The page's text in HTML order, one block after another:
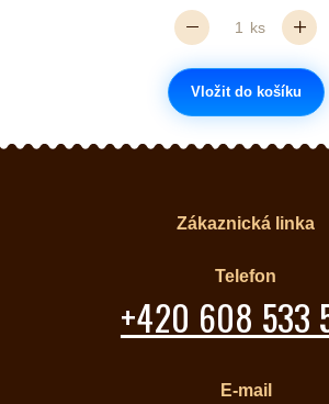
ks
Vložit do košíku
Zákaznická linka
Telefon
+420 608 533
E-mail